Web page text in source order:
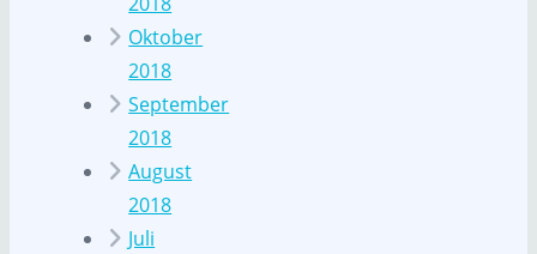
Oktober
2018
September
2018
August
2018
Juli